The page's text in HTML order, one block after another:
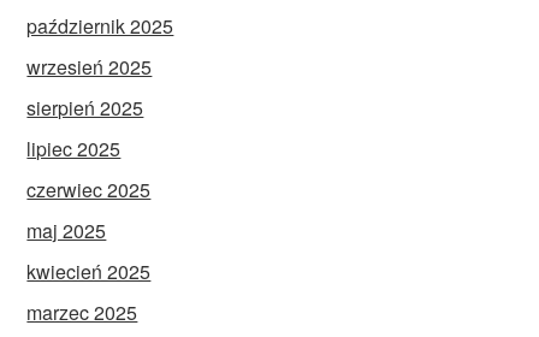
październik 2025
wrzesień 2025
sierpień 2025
lipiec 2025
czerwiec 2025
maj 2025
kwiecień 2025
marzec 2025